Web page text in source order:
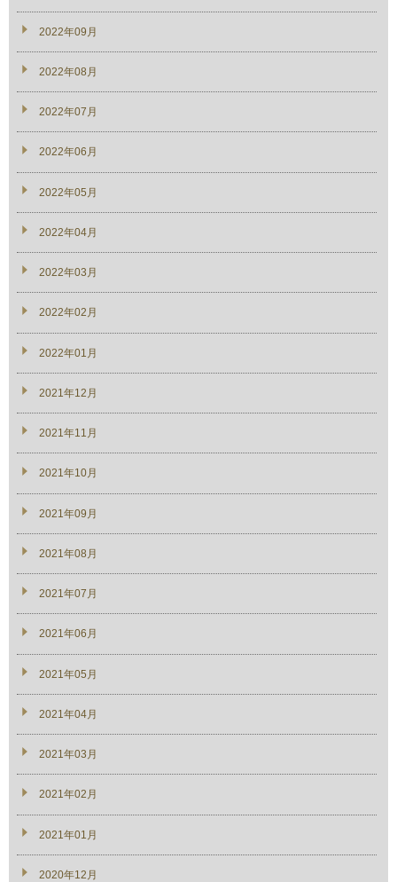
2022年09月
2022年08月
2022年07月
2022年06月
2022年05月
2022年04月
2022年03月
2022年02月
2022年01月
2021年12月
2021年11月
2021年10月
2021年09月
2021年08月
2021年07月
2021年06月
2021年05月
2021年04月
2021年03月
2021年02月
2021年01月
2020年12月